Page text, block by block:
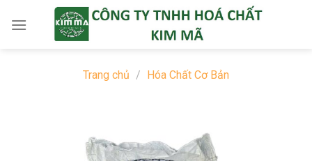
Trang chủ / Hóa Chất Cơ Bản